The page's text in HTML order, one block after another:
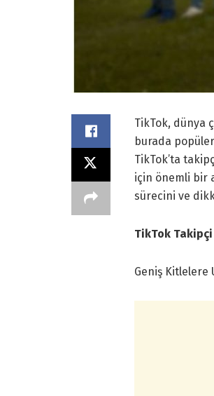
TikTok, dünya
burada
TikTok’ta
için önemli bir
sürecini ve
TikTok Takipçi
Geniş Kitlelere